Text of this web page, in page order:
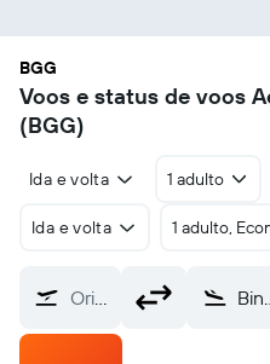
BGG
Voos e status de voos
(BGG)
Ida e volta 1 adulto
Ida e volta 1 adulto,
Origem